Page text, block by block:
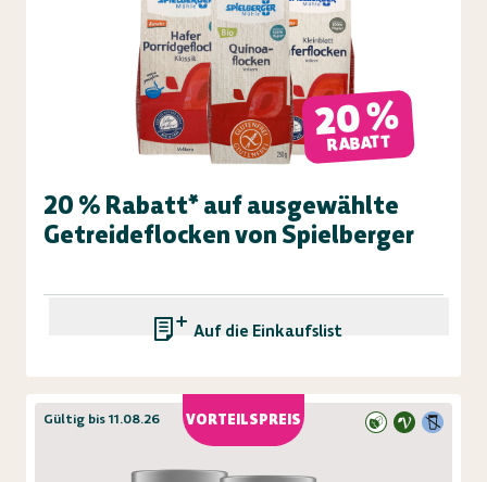
20 %
RABATT
20 % Rabatt* auf ausgewählte
Getreideflocken von Spielberger
Auf die Einkaufsliste
VORTEILSPREIS
Gültig bis 11.08.26